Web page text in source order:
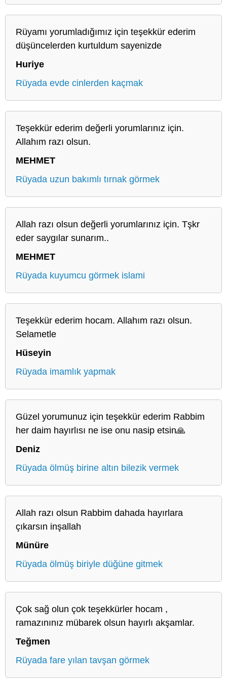
Rüyamı yorumladığımız için teşekkür ederim
düşüncelerden kurtuldum sayenizde
Huriye
Rüyada evde cinlerden kaçmak
Teşekkür ederim değerli yorumlarınız için.
Allahım razı olsun.
MEHMET
Rüyada uzun bakımlı tırnak görmek
Allah razı olsun değerli yorumlarınız için. Tşkr
eder saygılar sunarım..
MEHMET
Rüyada kuyumcu görmek islami
Teşekkür ederim hocam. Allahım razı olsun.
Selametle
Hüseyin
Rüyada imamlık yapmak
Güzel yorumunuz için teşekkür ederim Rabbim
her daim hayırlısı ne ise onu nasip etsin🙏
Deniz
Rüyada ölmüş birine altın bilezik vermek
Allah razı olsun Rabbim dahada hayırlara
çıkarsın inşallah
Münüre
Rüyada ölmüş biriyle düğüne gitmek
Çok sağ olun çok teşekkürler hocam ,
ramazınınız mübarek olsun hayırlı akşamlar.
Teğmen
Rüyada fare yılan tavşan görmek